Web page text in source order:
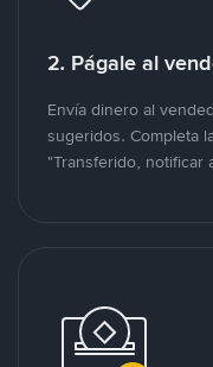
2. Págale al
Envía dinero al
sugeridos. Completa
"Transferido, notificar